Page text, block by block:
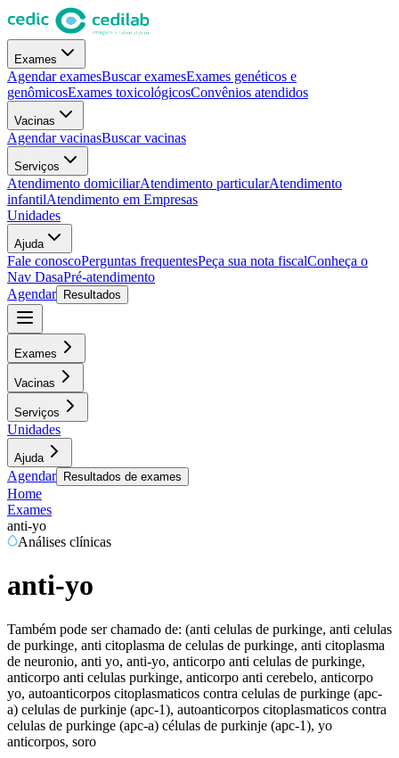
Exames
Agendar examesBuscar examesExames genéticos e
genômicosExames toxicológicosConvênios atendidos
Vacinas
Agendar vacinasBuscar vacinas
Serviços
Atendimento domiciliarAtendimento particularAtendimento
infantilAtendimento em Empresas
Unidades
Ajuda
Fale conoscoPerguntas frequentesPeça sua nota fiscalConheça o
Nav DasaPré-atendimento
Agendar
Resultados
Exames
Vacinas
Serviços
Unidades
Ajuda
Agendar Resultados de exames
Home
Exames
anti-yo
Análises clínicas
anti-yo
Também pode ser chamado de: (anti celulas de purkinge, anti celulas
de purkinge, anti citoplasma de celulas de purkinge, anti citoplasma
de neuronio, anti yo, anti-yo, anticorpo anti celulas de purkinge,
anticorpo anti celulas purkinge, anticorpo anti cerebelo, anticorpo
yo, autoanticorpos citoplasmaticos contra celulas de purkinge (apc-
a) celulas de purkinje (apc-1), autoanticorpos citoplasmaticos contra
celulas de purkinge (apc-a) células de purkinje (apc-1), yo
anticorpos, soro